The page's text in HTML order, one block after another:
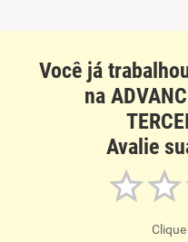
Você já
na
Avalie